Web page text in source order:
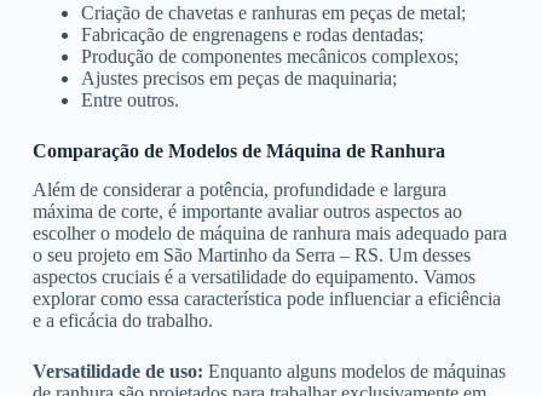
Criação de chavetas e ranhuras em peças de metal;
Fabricação de engrenagens e rodas dentadas;
Produção de componentes mecânicos complexos;
Ajustes precisos em peças de maquinaria;
Entre outros.
Comparação de Modelos de Máquina de Ranhura
Além de considerar a potência, profundidade e largura
máxima de corte, é importante avaliar outros aspectos ao
escolher o modelo de máquina de ranhura mais adequado para
o seu projeto em São Martinho da Serra – RS. Um desses
aspectos cruciais é a versatilidade do equipamento. Vamos
explorar como essa característica pode influenciar a eficiência
e a eficácia do trabalho.
Versatilidade de uso: Enquanto alguns modelos de máquinas